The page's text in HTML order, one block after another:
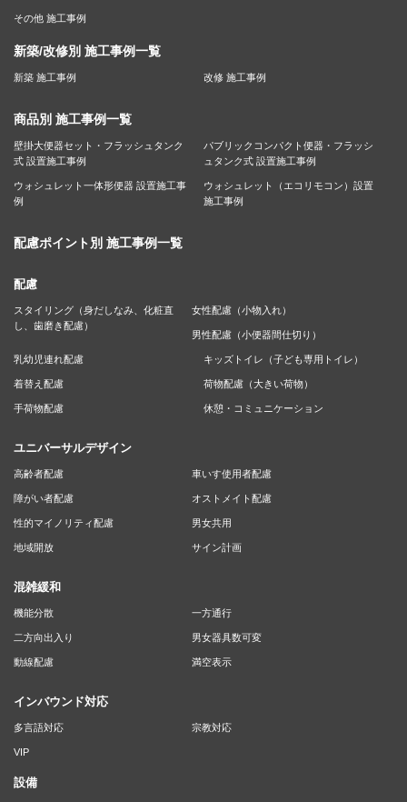
その他 施工事例
新築/改修別 施工事例一覧
新築 施工事例 改修 施工事例
商品別 施工事例一覧
壁掛大便器セット・フラッシュタンク
式 設置施工事例
パブリックコンパクト便器・フラッシ
ュタンク式 設置施工事例
ウォシュレット一体形便器 設置施工事
例
ウォシュレット（エコリモコン）設置
施工事例
配慮ポイント別 施工事例一覧
配慮
スタイリング（身だしなみ、化粧直
し、歯磨き配慮）
女性配慮（小物入れ）
男性配慮（小便器間仕切り）
乳幼児連れ配慮 キッズトイレ（子ども専用トイレ）
着替え配慮 荷物配慮（大きい荷物）
手荷物配慮 休憩・コミュニケーション
ユニバーサルデザイン
高齢者配慮 車いす使用者配慮
障がい者配慮 オストメイト配慮
性的マイノリティ配慮 男女共用
地域開放 サイン計画
混雑緩和
機能分散 一方通行
二方向出入り 男女器具数可変
動線配慮 満空表示
インバウンド対応
多言語対応 宗教対応
VIP
設備